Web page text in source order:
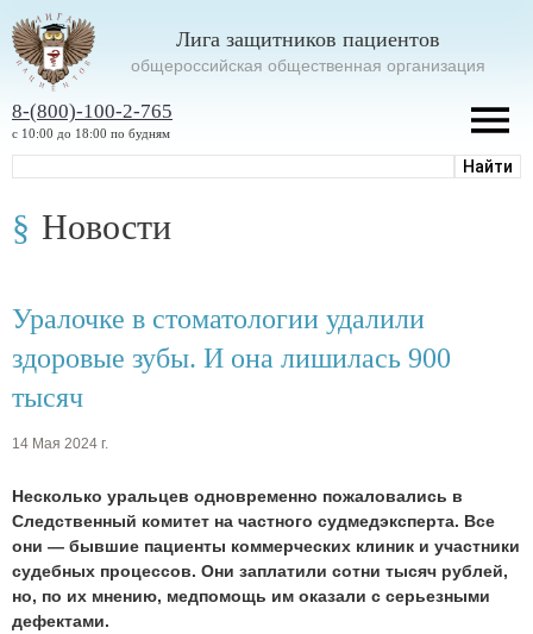
Лига защитников пациентов
oбщероссийская общественная организация
8-(800)-100-2-765
с 10:00 до 18:00 по будням
Новости
Уралочке в стоматологии удалили
здоровые зубы. И она лишилась 900
тысяч
14 Мая 2024 г.
Несколько уральцев одновременно пожаловались в
Следственный комитет на частного судмедэксперта. Все
они — бывшие пациенты коммерческих клиник и участники
судебных процессов. Они заплатили сотни тысяч рублей,
но, по их мнению, медпомощь им оказали с серьезными
дефектами.